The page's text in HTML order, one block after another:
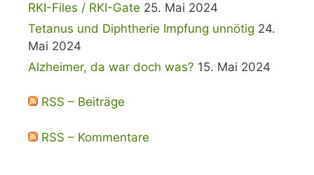
RKI-Files / RKI-Gate 25. Mai 2024
Tetanus und Diphtherie Impfung unnötig 24.
Mai 2024
Alzheimer, da war doch was? 15. Mai 2024
RSS – Beiträge
RSS – Kommentare